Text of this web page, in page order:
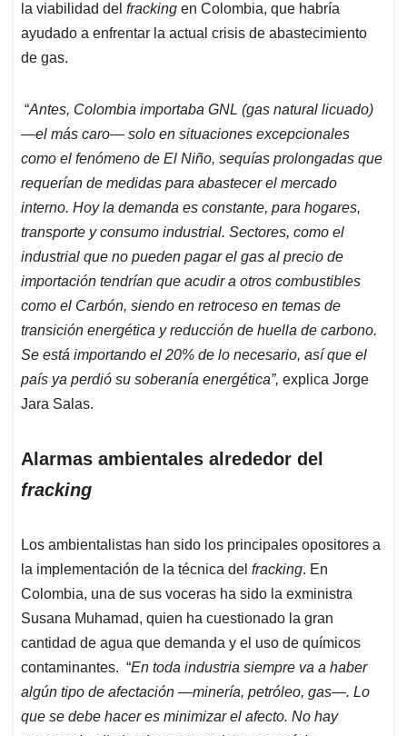
la viabilidad del fracking en Colombia, que habría
ayudado a enfrentar la actual crisis de abastecimiento
de gas.
“Antes, Colombia importaba GNL (gas natural licuado)
—el más caro— solo en situaciones excepcionales
como el fenómeno de El Niño, sequías prolongadas que
requerían de medidas para abastecer el mercado
interno. Hoy la demanda es constante, para hogares,
transporte y consumo industrial. Sectores, como el
industrial que no pueden pagar el gas al precio de
importación tendrían que acudir a otros combustibles
como el Carbón, siendo en retroceso en temas de
transición energética y reducción de huella de carbono.
Se está importando el 20% de lo necesario, así que el
país ya perdió su soberanía energética”, explica Jorge
Jara Salas.
Alarmas ambientales alrededor del
fracking
Los ambientalistas han sido los principales opositores a
la implementación de la técnica del fracking. En
Colombia, una de sus voceras ha sido la exministra
Susana Muhamad, quien ha cuestionado la gran
cantidad de agua que demanda y el uso de químicos
contaminantes. “En toda industria siempre va a haber
algún tipo de afectación —minería, petróleo, gas—. Lo
que se debe hacer es minimizar el afecto. No hay